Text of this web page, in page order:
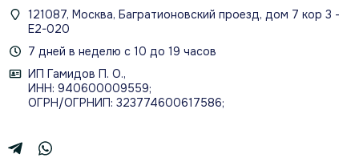
121087, Москва, Багратионовский проезд, дом 7 кор 3 -
Е2-020
7 дней в неделю с 10 до 19 часов
ИП Гамидов П. О.,
ИНН: 940600009559;
ОГРН/ОГРНИП: 323774600617586;